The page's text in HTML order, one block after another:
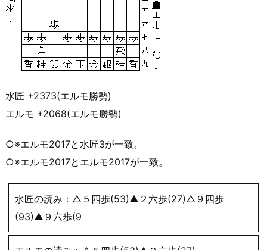
水匠 +2373(エルモ勝勢)
エルモ +2068(エルモ勝勢)
○※エルモ2017と水匠3が一致。
○※エルモ2017とエルモ2017が一致。
水匠の読み：△５四歩(53)▲２六歩(27)△９四歩
(93)▲９六歩(9